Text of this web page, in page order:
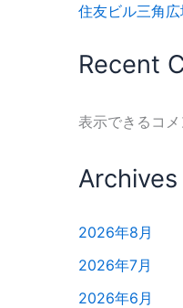
住友ビル三⾓
Recent
表示できるコメ
Archives
2026年8月
2026年7月
2026年6月